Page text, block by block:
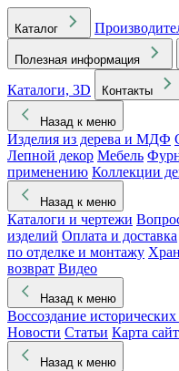
Каталог
Полезная информация
Каталоги, 3D
Контакты
Назад к меню
Изделия из дерева и МДФ
Лепной декор Мебель
применению Коллекции
Назад к меню
Каталоги и чертежи
изделий Оплата и доставка
по отделке и монтажу
возврат Видео
Назад к меню
Воссоздание
Новости Статьи Карта
Назад к меню